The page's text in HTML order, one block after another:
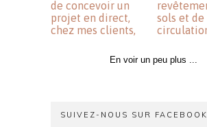
En voir un peu plus ...
SUIVEZ-NOUS SUR FACEBOOK